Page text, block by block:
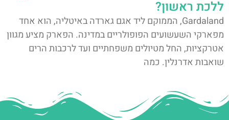
ללכת ראשון?
Gardaland, הממוקם ליד אגם גארדה באיטליה, הוא אחד
מפארקי השעשועים הפופולריים במדינה. הפארק מציע מגוון
אטרקציות, החל מטיולים משפחתיים ועד לרכבות הרים
שואבות אדרנלין. כמה